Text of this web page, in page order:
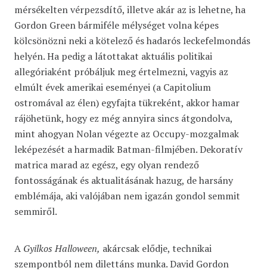
mérsékelten vérpezsdítő, illetve akár az is lehetne, ha
Gordon Green bármiféle mélységet volna képes
kölcsönözni neki a kötelező és hadarós leckefelmondás
helyén. Ha pedig a látottakat aktuális politikai
allegóriaként próbáljuk meg értelmezni, vagyis az
elmúlt évek amerikai eseményei (a Capitolium
ostromával az élen) egyfajta tükreként, akkor hamar
rájöhetünk, hogy ez még annyira sincs átgondolva,
mint ahogyan Nolan végezte az Occupy-mozgalmak
leképezését a harmadik Batman-filmjében. Dekoratív
matrica marad az egész, egy olyan rendező
fontosságának és aktualitásának hazug, de harsány
emblémája, aki valójában nem igazán gondol semmit
semmiről.
A Gyilkos Halloween, akárcsak elődje, technikai
szempontból nem dilettáns munka. David Gordon